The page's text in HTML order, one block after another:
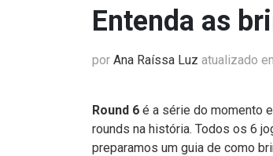
Entenda as
por Ana Raíssa Luz atualizado
Round 6 é a série do momento
rounds na história. Todos os 6
preparamos um guia de como